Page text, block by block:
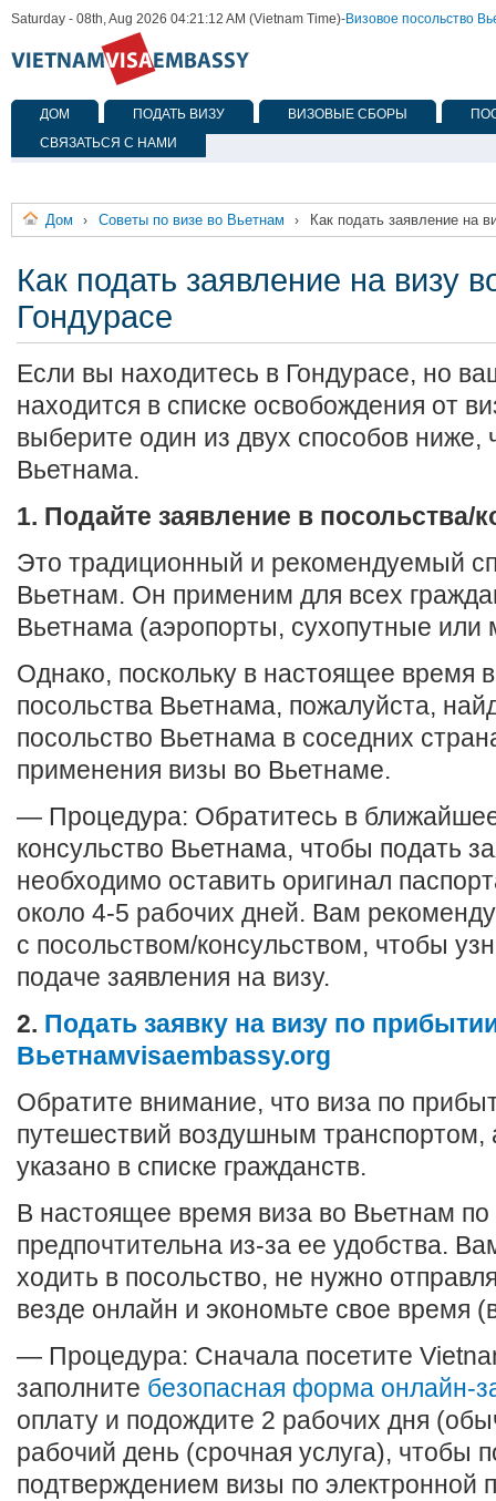
Saturday - 08th, Aug 2026 04:21:12 AM (Vietnam Time)-Визовое посольство
ДОМ ПОДАТЬ ВИЗУ ВИЗОВЫЕ СБОРЫ
СВЯЗАТЬСЯ С НАМИ
Дом › Советы по визе во Вьетнам › Как подать заявление на
Как подать заявление на визу
Гондурасе
Если вы находитесь в Гондурасе, но
находится в списке освобождения от
выберите один из двух способов ниже,
Вьетнама.
1. Подайте заявление в посольства/
Это традиционный и рекомендуемый
Вьетнам. Он применим для всех
Вьетнама (аэропорты, сухопутные или
Однако, поскольку в настоящее время
посольства Вьетнама, пожалуйста,
посольство Вьетнама в соседних
применения визы во Вьетнаме.
— Процедура: Обратитесь в
консульство Вьетнама, чтобы подать
необходимо оставить оригинал
около 4-5 рабочих дней. Вам
с посольством/консульством, чтобы
подаче заявления на визу.
2. Подать заявку на визу по
Вьетнамvisaembassy.org
Обратите внимание, что виза по
путешествий воздушным транспортом,
указано в списке гражданств.
В настоящее время виза во Вьетнам
предпочтительна из-за ее удобства.
ходить в посольство, не нужно
везде онлайн и экономьте свое время
— Процедура: Сначала посетите
заполните безопасная форма онлайн-
оплату и подождите 2 рабочих дня
рабочий день (срочная услуга), чтобы
подтверждением визы по электронной